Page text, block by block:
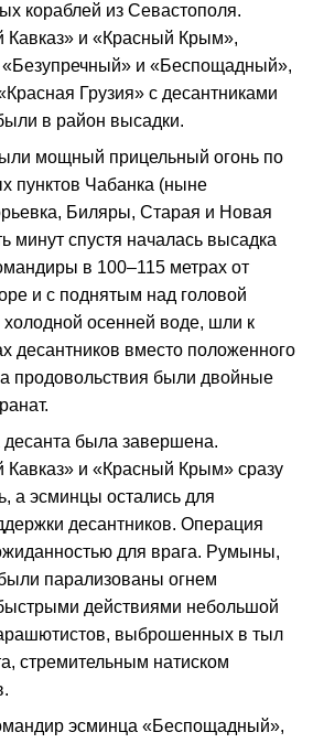
кораблей из Севастополя.
Кавказ» и «Красный Крым»,
и «Беспощадный»,
Грузия» с десантниками
в район высадки.
мощный прицельный огонь по
пунктов Чабанка (ныне
Биляры, Старая и Новая
минут спустя началась высадка
в 100–115 метрах от
и с поднятым над головой
осенней воде, шли к
десантников вместо положенного
продовольствия были двойные
десанта была завершена.
Кавказ» и «Красный Крым» сразу
а эсминцы остались для
десантников. Операция
для врага. Румыны,
парализованы огнем
действиями небольшой
выброшенных в тыл
стремительным натиском
эсминца «Беспощадный»,